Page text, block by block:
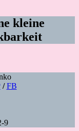
kleine
/FB
9